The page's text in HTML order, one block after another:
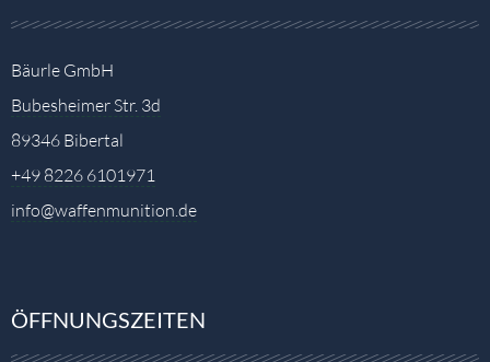
Bäurle GmbH
Bubesheimer Str. 3d
89346 Bibertal
+49 8226 6101971
info@waffenmunition.de
ÖFFNUNGSZEITEN